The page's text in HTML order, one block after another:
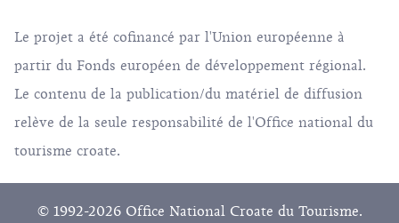
Le projet a été cofinancé par l'Union européenne à
partir du Fonds européen de développement régional.
Le contenu de la publication/du matériel de diffusion
relève de la seule responsabilité de l'Office national du
tourisme croate.
© 1992-2026 Office National Croate du Tourisme.